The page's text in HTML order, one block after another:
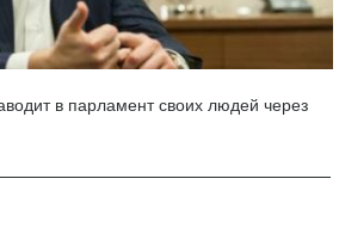
в парламент своих людей через